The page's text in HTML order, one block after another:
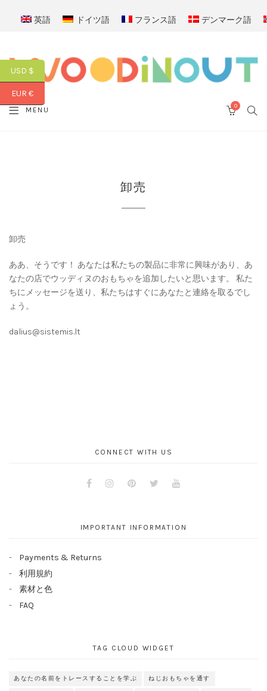
英語 ドイツ語 フランス語 デンマーク語
MENU 0
卸売
卸売
ああ、そうです！ あなたは私たちの製品に非常に興味があり、あ
なたの店でウッディヌのおもちゃを追加したいと思います。 私た
ちにメッセージを送り、私たちはすぐにあなたと連絡を取るでし
ょう。
dalius@sistemis.lt
CONNECT WITH US
FacebookInstagramPinterestTwitter
IMPORTANT INFORMATION
Payments & Returns
利用規約
素材と色
FAQ
TAG CLOUD WIDGET
あなたの名前をトレースすることを学ぶ ねじおもちゃを通す
USD $
EUR €